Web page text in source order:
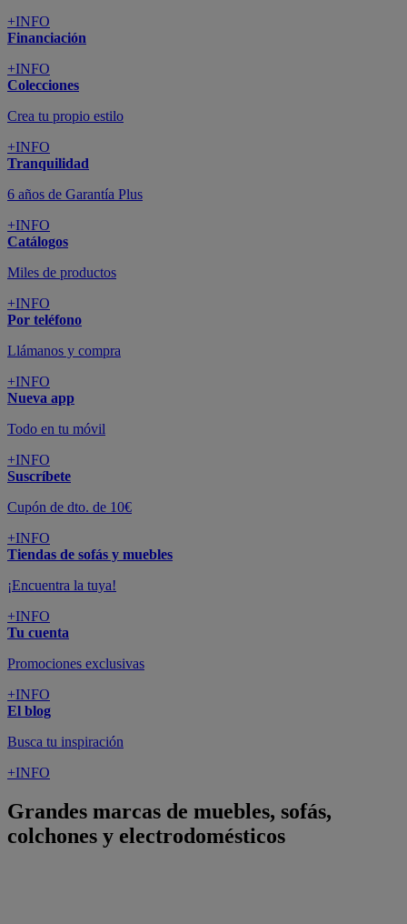
+INFO
Financiación
+INFO
Colecciones
Crea tu propio estilo
+INFO
Tranquilidad
6 años de Garantía Plus
+INFO
Catálogos
Miles de productos
+INFO
Por teléfono
Llámanos y compra
+INFO
Nueva app
Todo en tu móvil
+INFO
Suscríbete
Cupón de dto. de 10€
+INFO
Tiendas de sofás y muebles
¡Encuentra la tuya!
+INFO
Tu cuenta
Promociones exclusivas
+INFO
El blog
Busca tu inspiración
+INFO
Grandes marcas de muebles, sofás,
colchones y electrodomésticos